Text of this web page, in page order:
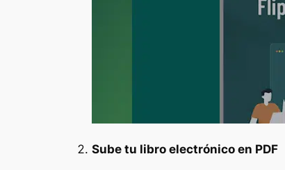
Sube tu libro electrónico en PDF